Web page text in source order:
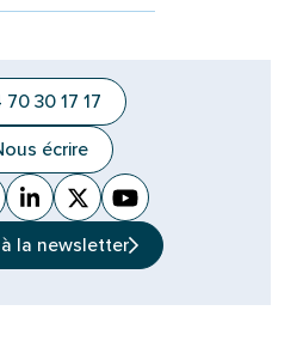
30 17 17
écrire
dans un nouvel onglet)
dans un nouvel
Linkedin
(ouverture dans un nouvel
X (Twitter)
(ouverture dans un
YouTube
(ouverture dans
la newsletter